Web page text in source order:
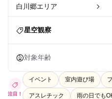
白川郷エリア
星空観察
対象年齢
注目！
イベント 室内遊び場
アスレチック 雨の日でも